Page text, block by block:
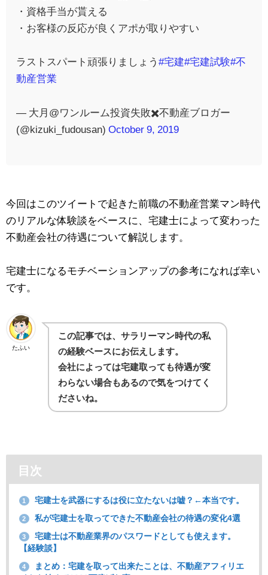
・資格手当が貰える
・お客様の反応が良くアポが取りやすい
ラストスパート頑張りましょう #宅建#宅建試験#不
動産営業
— 大月@ワンルーム投資失敗✖️不動産ブロガー
(@kizuki_fudousan) October 9, 2019
今回はこのツイートで起きた前職の不動産営業マン時代
のリアルな体験談をベースに、 宅建士によって変わった
不動産会社の待遇について解説します。
宅建士になるモチベーションアップの参考になれば幸い
です。
たふい
この記事では、サラリーマン時代の私
の経験ベースにお伝えします。
会社によっては宅建取っても待遇が変
わらない場合もあるので気をつけてく
ださいね。
目次
1 宅建士を武器にするは役に立たないは嘘？←本当です。
2 私が宅建士を取ってできた不動産会社の待遇の変化4選
3
宅建士は不動産業界のパスワードとしても使えます。
【経験談】
4
まとめ：宅建を取って出来たことは、不動産アフィリエ